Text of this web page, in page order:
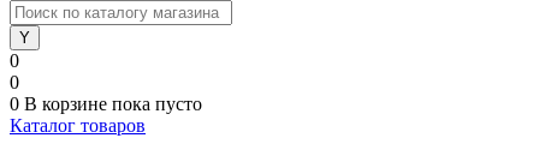
0
0
0 В корзине пока пусто
Каталог товаров